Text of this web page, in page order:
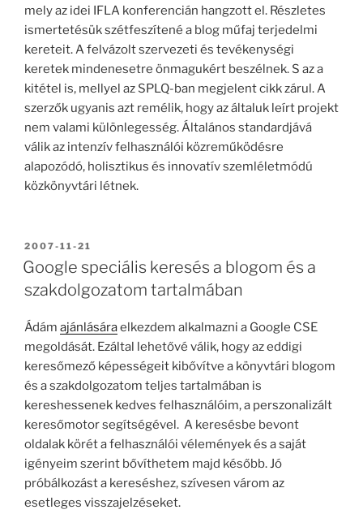
mely az idei IFLA konferencián hangzott el. Részletes
ismertetésük szétfeszítené a blog műfaj terjedelmi
kereteit. A felvázolt szervezeti és tevékenységi
keretek mindenesetre önmagukért beszélnek. S az a
kitétel is, mellyel az SPLQ-ban megjelent cikk zárul. A
szerzők ugyanis azt remélik, hogy az általuk leírt projekt
nem valami különlegesség. Általános standardjává
válik az intenzív felhasználói közreműködésre
alapozódó, holisztikus és innovatív szemléletmódú
közkönyvtári létnek.
BEKÜLDVE:
2007-11-21
Google speciális keresés a blogom és a
szakdolgozatom tartalmában
Ádám ajánlásáraelkezdem alkalmazni a Google CSE
megoldását. Ezáltal lehetővé válik, hogy az eddigi
keresőmező képességeit kibővítve a könyvtári blogom
és a szakdolgozatom teljes tartalmában is
kereshessenek kedves felhasználóim, a perszonalizált
keresőmotor segítségével. A keresésbe bevont
oldalak körét a felhasználói vélemények és a saját
igényeim szerint bővíthetem majd később. Jó
próbálkozást a kereséshez, szívesen várom az
esetleges visszajelzéseket.